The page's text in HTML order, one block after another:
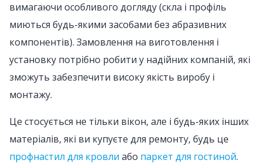
вимагаючи особливого догляду (скла і профіль
миються будь-якими засобами без абразивних
компонентів). Замовлення на виготовлення і
установку потрібно робити у надійних компаній, які
зможуть забезпечити високу якість виробу і
монтажу.
Це стосується не тільки вікон, але і будь-яких інших
матеріалів, які ви купуєте для ремонту, будь це
профнастил для кровли або паркет для гостиной.